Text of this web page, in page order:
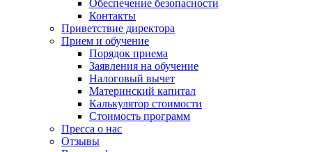
Обеспечение безопасности
Контакты
Приветствие директора
Прием и обучение
Порядок приема
Заявления на обучение
Налоговый вычет
Материнский капитал
Калькулятор стоимости
Стоимость программ
Пресса о нас
Отзывы